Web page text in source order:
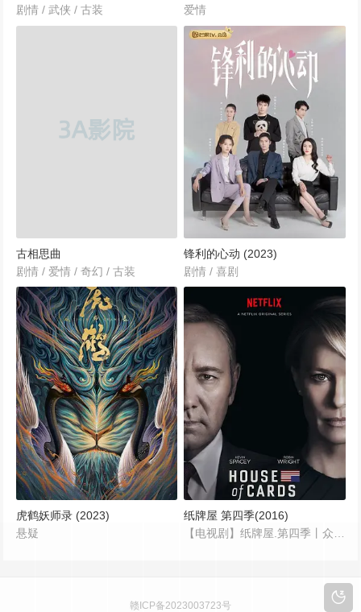
剧情 / 武侠 / 古装
爱情
古相思曲
剧情 / 爱情 / 奇幻 / 古装
锋利的心动 (2023)
剧情 / 喜剧
虎鹤妖师录 (2023)
悬疑
纸牌屋 第四季(2016)
赣ICP备2023003723号